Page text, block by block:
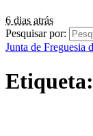
6 dias atrás
Pesquisar por:
Junta de Freguesia
Etiqueta: